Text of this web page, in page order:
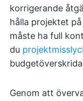
korrigerande
hålla projektet
måste ha full
du
Genom att